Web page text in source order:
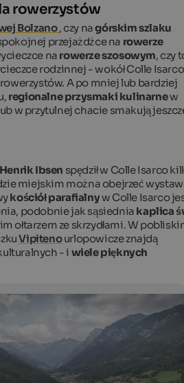
main village of Brenner municipality
of Pflersch Valley in the South
- Manuel Kottersteger
rowerzystów
Bolzano, czy nagórskim szlaku
przejażdżce na rowerze
na rowerze szosowym, czy
rodzinnej - wokół Colle Isarco
A po mniej lub bardziej
regionalne przysmaki kulinarnew
w przytulnej chacie smakują
Henrik Ibsen spędził w Colle Isarco
miejskim można obejrzeć
kościół parafialnyw Colle Isarco
podobnie jak sąsiednia kaplica
ołtarzem ze skrzydłami. W
Vipitenourlopowicze znajdą
- i wiele pięknych